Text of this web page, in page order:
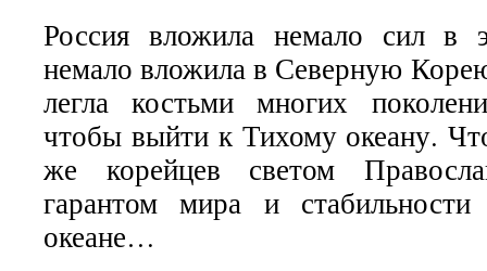
Россия вложила немало сил в
немало вложила в Северную
легла костьми многих
чтобы выйти к Тихому океану.
же корейцев светом
гарантом мира и
океане…